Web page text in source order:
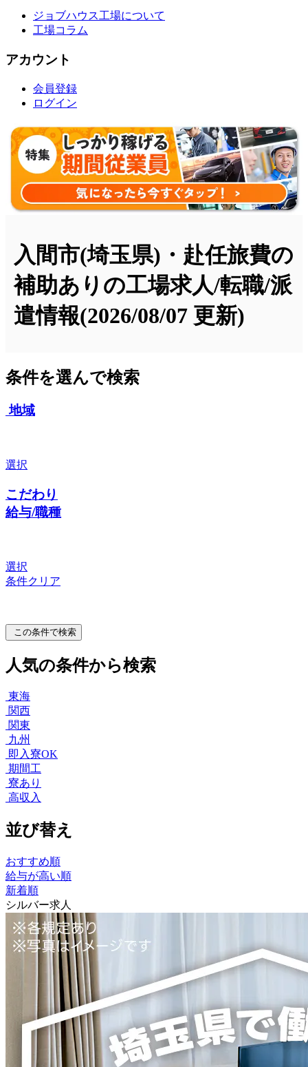
ジョブハウス工場について
工場コラム
アカウント
会員登録
ログイン
入間市(埼玉県)・赴任旅費の
補助ありの工場求人/転職/派
遣情報(2026/08/07 更新)
条件を選んで検索
地域
選択
こだわり
給与/職種
選択
条件クリア
この条件で検索
人気の条件から検索
東海
関西
関東
九州
即入寮OK
期間工
寮あり
高収入
並び替え
おすすめ順
給与が高い順
新着順
シルバー求人